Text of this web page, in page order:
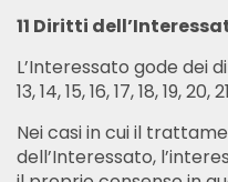
11 Diritti
L’Interessato gode dei
13, 14, 15, 16, 17, 18, 19,
Nei casi in cui il
dell’Interessato,